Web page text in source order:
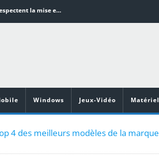
Word en PDF : les outils qui respectent la mise en page
Vidéoprojecteurs Asus : Top 6 des meilleurs modèles de la marque
Windows Jeux-Vidéo Matériel
4 des meilleurs modèles de la marque